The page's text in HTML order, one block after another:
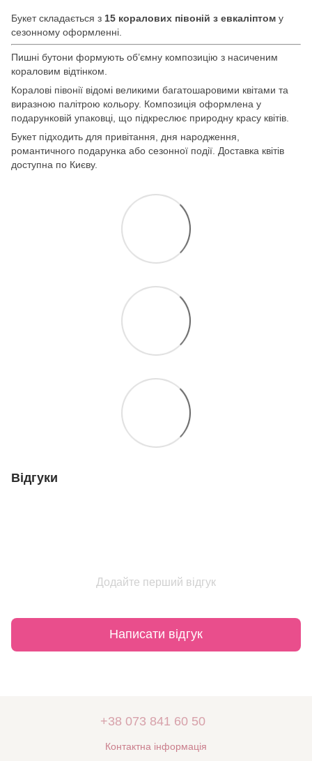
Букет складається з 15 коралових півоній з евкаліптом у
сезонному оформленні.
Пишні бутони формують об’ємну композицію з насиченим
кораловим відтінком.
Коралові півонії відомі великими багатошаровими квітами та
виразною палітрою кольору. Композиція оформлена у
подарунковій упаковці, що підкреслює природну красу квітів.
Букет підходить для привітання, дня народження,
романтичного подарунка або сезонної події. Доставка квітів
доступна по Києву.
Відгуки
Додайте перший відгук
Написати відгук
+38 073 841 60 50
Контактна інформація